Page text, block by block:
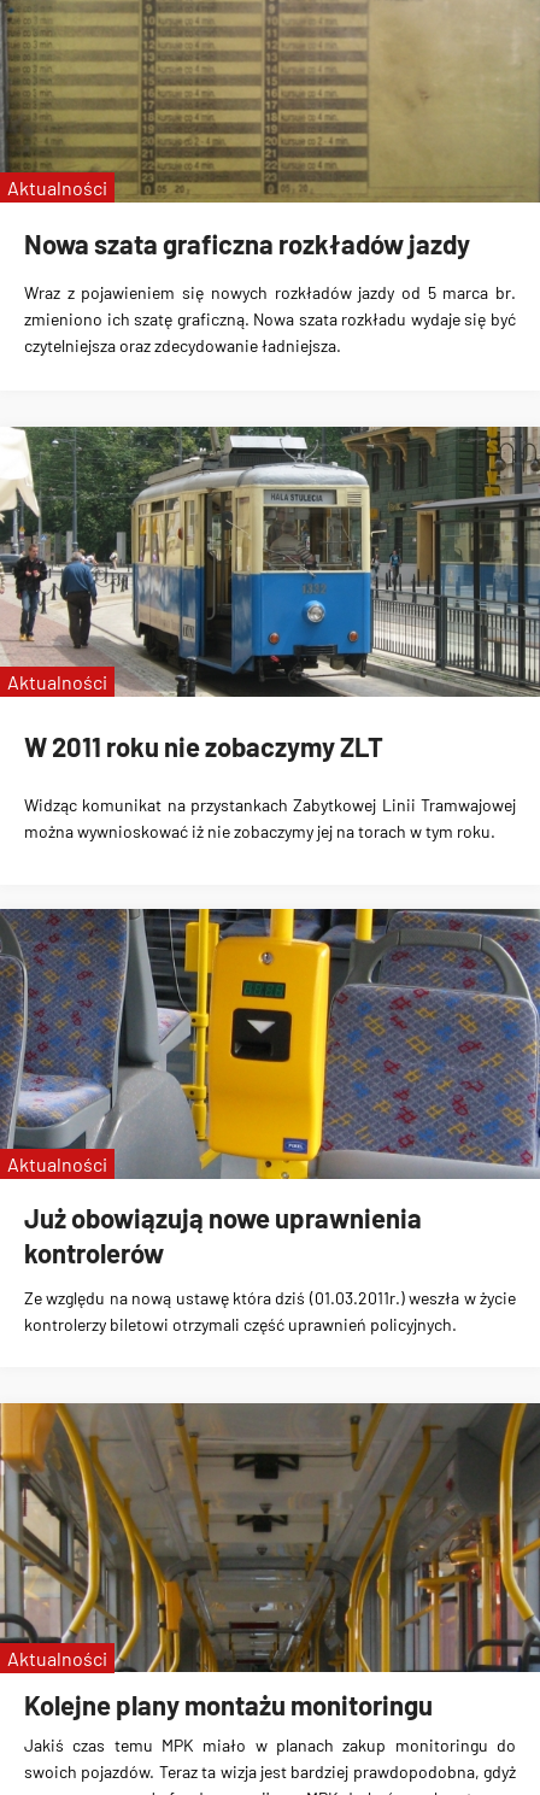
Nowa szata graficzna rozkładów jazdy
Wraz z pojawieniem się nowych rozkładów jazdy od 5 marca br.
zmieniono ich szatę graficzną. Nowa szata rozkładu wydaje się być
czytelniejsza oraz zdecydowanie ładniejsza.
Aktualności
W 2011 roku nie zobaczymy ZLT
Widząc komunikat na przystankach Zabytkowej Linii Tramwajowej
można wywnioskować iż nie zobaczymy jej na torach w tym roku.
Aktualności
Już obowiązują nowe uprawnienia
kontrolerów
Ze względu na nową ustawę która dziś (01.03.2011r.) weszła w życie
kontrolerzy biletowi otrzymali część uprawnień policyjnych.
Aktualności
Kolejne plany montażu monitoringu
Jakiś czas temu MPK miało w planach zakup monitoringu do
swoich pojazdów. Teraz ta wizja jest bardziej prawdopodobna, gdyż
Aktualności